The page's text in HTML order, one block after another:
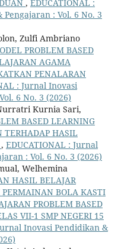
, EDUCATIONAL :
: Vol. 6 No. 3
Zulfi Ambriano
PROBLEM BASED
AGAMA
PENALARAN
: Jurnal Inovasi
6 No. 3 (2026)
Kurnia Sari,
BASED LEARNING
TERHADAP HASIL
, EDUCATIONAL : Jurnal
: Vol. 6 No. 3 (2026)
Welhemina
HASIL BELAJAR
BOLA KASTI
PROBLEM BASED
VII-1 SMP NEGERI 15
Inovasi Pendidikan &